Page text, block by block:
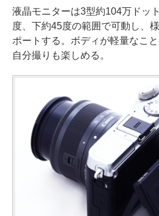
液晶モニターは3型約104万ドッ
度、下約45度の範囲で可動し、
ポートする。ボディが軽量なこ
自分撮りも楽しめる。